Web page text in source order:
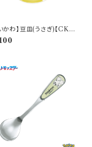
かわ】豆皿(うさぎ)【CKW
CKW23-333